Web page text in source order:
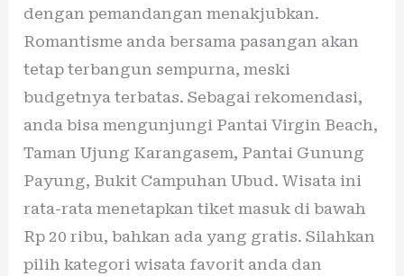
dengan pemandangan menakjubkan.
Romantisme anda bersama pasangan akan
tetap terbangun sempurna, meski
budgetnya terbatas. Sebagai rekomendasi,
anda bisa mengunjungi Pantai Virgin Beach,
Taman Ujung Karangasem, Pantai Gunung
Payung, Bukit Campuhan Ubud. Wisata ini
rata-rata menetapkan tiket masuk di bawah
Rp 20 ribu, bahkan ada yang gratis. Silahkan
pilih kategori wisata favorit anda dan